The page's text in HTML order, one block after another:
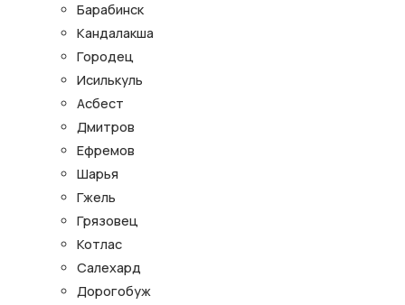
Барабинск
Кандалакша
Городец
Исилькуль
Асбест
Дмитров
Ефремов
Шарья
Гжель
Грязовец
Котлас
Салехард
Дорогобуж